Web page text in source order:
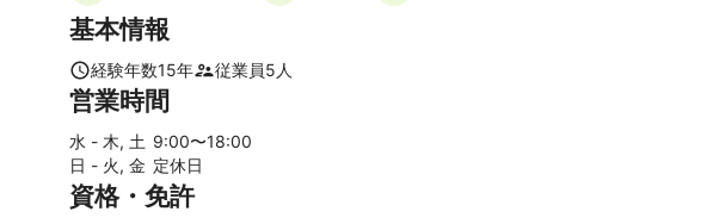
志木市
北本市
久喜市
朝霞市 幸手市
吉見町
吉川市
東松山市
行田市 羽生市
越生町
熊谷市
【茨城県】
基本情報
経験年数15年 従業員5 人
営業時間
水 - 木, 土 9:00〜18:00
日 - 火, 金 定休日
資格・免許